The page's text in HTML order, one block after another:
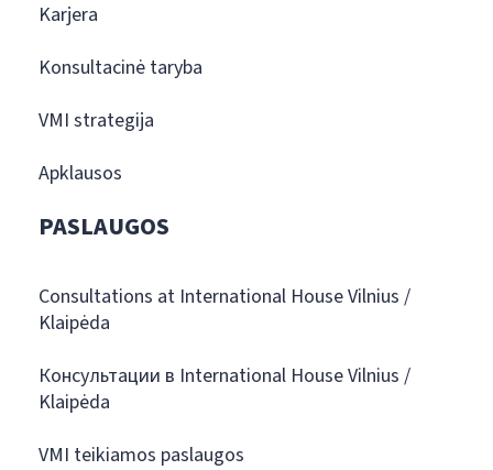
Karjera
Konsultacinė taryba
VMI strategija
Apklausos
PASLAUGOS
Consultations at International House Vilnius /
Klaipėda
Консультации в International House Vilnius /
Klaipėda
VMI teikiamos paslaugos